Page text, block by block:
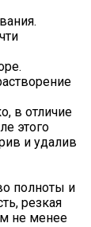
в отличие
этого
и удалив
полноты и
резкая
не менее